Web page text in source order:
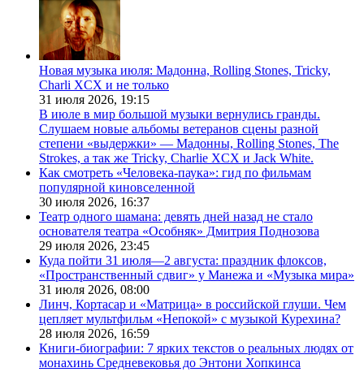
Новая музыка июля: Мадонна, Rolling Stones, Tricky,
Charli XCX и не только
31 июля 2026, 19:15
В июле в мир большой музыки вернулись гранды.
Слушаем новые альбомы ветеранов сцены разной
степени «выдержки» — Мадонны, Rolling Stones, The
Strokes, а так же Tricky, Charlie XCX и Jack White.
Как смотреть «Человека-паука»: гид по фильмам
популярной киновселенной
30 июля 2026, 16:37
Театр одного шамана: девять дней назад не стало
основателя театра «Особняк» Дмитрия Поднозова
29 июля 2026, 23:45
Куда пойти 31 июля—2 августа: праздник флоксов,
«Пространственный сдвиг» у Манежа и «Музыка мира»
31 июля 2026, 08:00
Линч, Кортасар и «Матрица» в российской глуши. Чем
цепляет мультфильм «Непокой» с музыкой Курехина?
28 июля 2026, 16:59
Книги-биографии: 7 ярких текстов о реальных людях от
монахинь Средневековья до Энтони Хопкинса